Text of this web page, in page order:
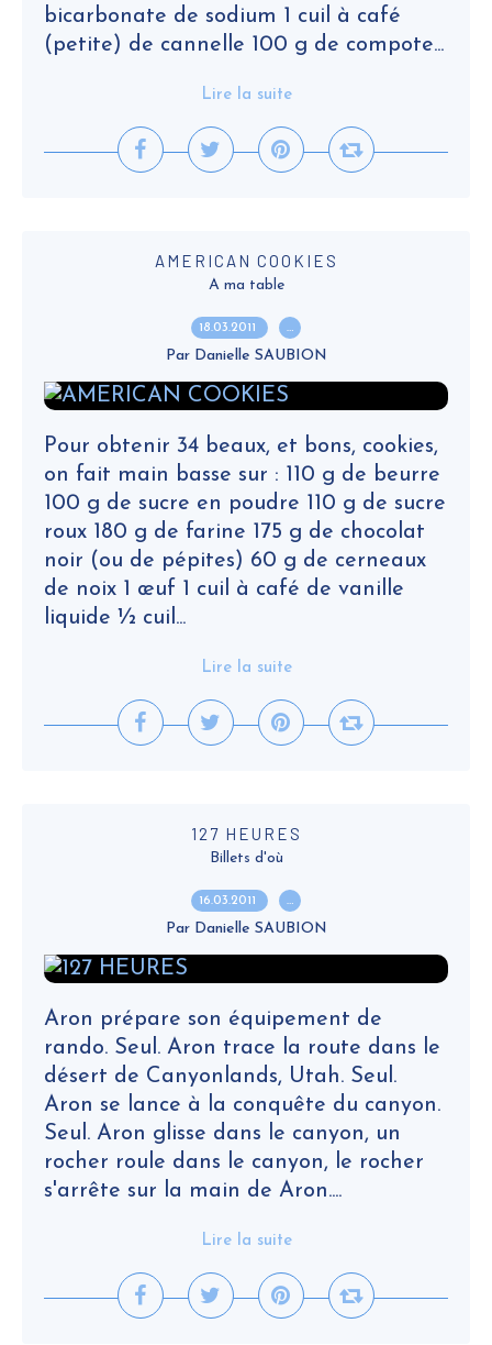
bicarbonate de sodium 1 cuil à café
(petite) de cannelle 100 g de compote...
Lire la suite
AMERICAN COOKIES
A ma table
18.03.2011 …
Par Danielle SAUBION
Pour obtenir 34 beaux, et bons, cookies,
on fait main basse sur : 110 g de beurre
100 g de sucre en poudre 110 g de sucre
roux 180 g de farine 175 g de chocolat
noir (ou de pépites) 60 g de cerneaux
de noix 1 œuf 1 cuil à café de vanille
liquide ½ cuil...
Lire la suite
127 HEURES
Billets d'où
16.03.2011 …
Par Danielle SAUBION
Aron prépare son équipement de
rando. Seul. Aron trace la route dans le
désert de Canyonlands, Utah. Seul.
Aron se lance à la conquête du canyon.
Seul. Aron glisse dans le canyon, un
rocher roule dans le canyon, le rocher
s'arrête sur la main de Aron....
Lire la suite